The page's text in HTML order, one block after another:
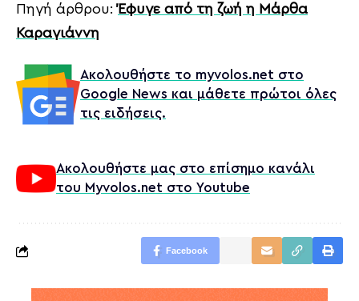
Πηγή άρθρου:Έφυγε από τη ζωή η Μάρθα
Καραγιάννη
Ακολουθήστε το myvolos.net στο
Google News και μάθετε πρώτοι όλες
τις ειδήσεις.
Ακολουθήστε μας στο επίσημο κανάλι
του Myvolos.net στο Youtube
Facebook